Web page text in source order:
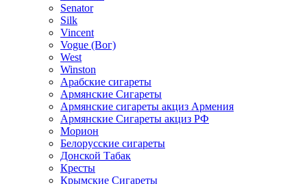
Senator
Silk
Vincent
Vogue (Вог)
West
Winston
Арабские сигареты
Армянские Сигареты
Армянские сигареты акциз Армения
Армянские Сигареты акциз РФ
Морион
Белорусские сигареты
Донской Табак
Кресты
Крымские Сигареты